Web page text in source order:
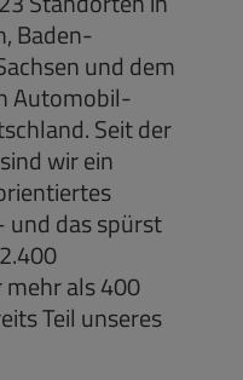
Baden-
und dem
Automobil-
Seit der
wir ein
und das spürst
als 400
Teil unseres